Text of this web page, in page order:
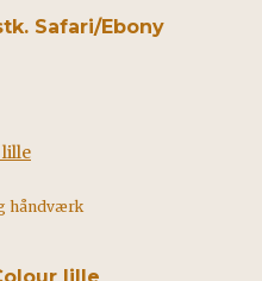
Safari/Ebony
håndværk